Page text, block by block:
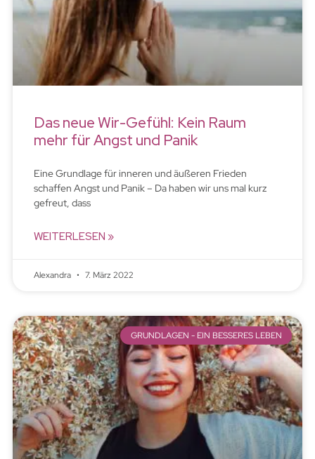
Das neue Wir-Gefühl: Kein Raum
mehr für Angst und Panik
Eine Grundlage für inneren und äußeren Frieden
schaffen Angst und Panik – Da haben wir uns mal kurz
gefreut, dass
WEITERLESEN »
Alexandra 7. März 2022
GRUNDLAGEN - EIN BESSERES LEBEN